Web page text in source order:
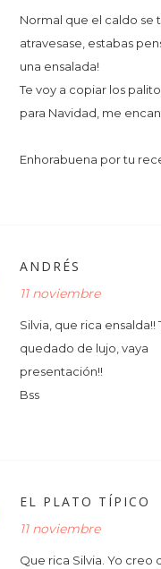
Normal que el caldo se
atravesase, estabas
una ensalada!
Te voy a copiar los
para Navidad, me
Enhorabuena por tu
ANDRÉS
11 noviembre
Silvia, que rica ensalda!!
quedado de lujo, vaya
presentación!!
Bss
EL PLATO TÍPICO
11 noviembre
Que rica Silvia. Yo creo